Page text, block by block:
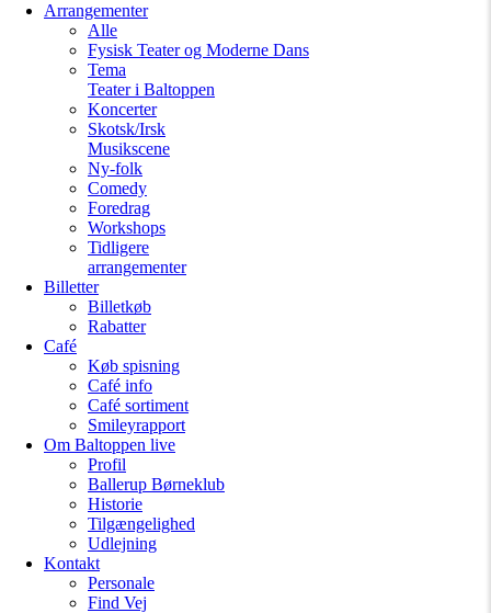
Arrangementer
Alle
Fysisk Teater og Moderne Dans
Tema
Teater i Baltoppen
Koncerter
Skotsk/Irsk
Musikscene
Ny-folk
Comedy
Foredrag
Workshops
Tidligere
arrangementer
Billetter
Billetkøb
Rabatter
Café
Køb spisning
Café info
Café sortiment
Smileyrapport
Om Baltoppen live
Profil
Ballerup Børneklub
Historie
Tilgængelighed
Udlejning
Kontakt
Personale
Find Vej